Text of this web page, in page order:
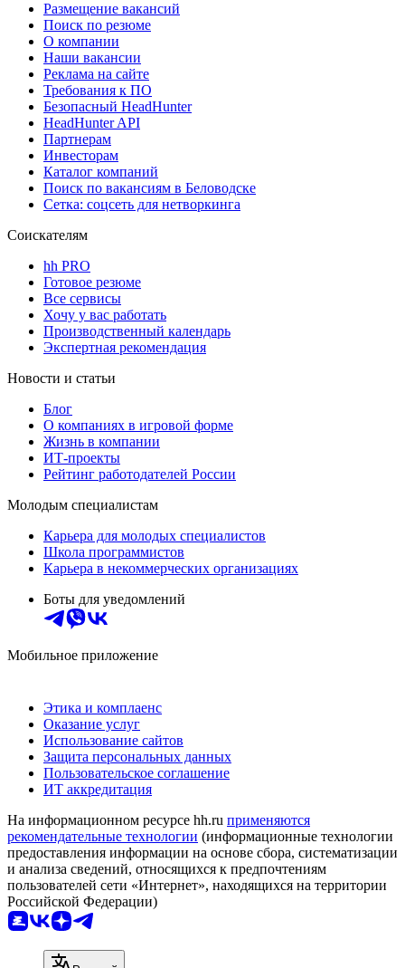
Размещение вакансий
Поиск по резюме
О компании
Наши вакансии
Реклама на сайте
Требования к ПО
Безопасный HeadHunter
HeadHunter API
Партнерам
Инвесторам
Каталог компаний
Поиск по вакансиям в Беловодске
Сетка: соцсеть для нетворкинга
Соискателям
hh PRO
Готовое резюме
Все сервисы
Хочу у вас работать
Производственный календарь
Экспертная рекомендация
Новости и статьи
Блог
О компаниях в игровой форме
Жизнь в компании
ИТ-проекты
Рейтинг работодателей России
Молодым специалистам
Карьера для молодых специалистов
Школа программистов
Карьера в некоммерческих организациях
Боты для уведомлений
Мобильное приложение
Этика и комплаенс
Оказание услуг
Использование сайтов
Защита персональных данных
Пользовательское соглашение
ИТ аккредитация
На информационном ресурсе hh.ru применяются
рекомендательные технологии (информационные технологии
предоставления информации на основе сбора, систематизации
и анализа сведений, относящихся к предпочтениям
пользователей сети «Интернет», находящихся на территории
Российской Федерации)